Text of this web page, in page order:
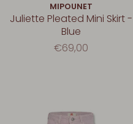
MIPOUNET
Juliette Pleated Mini Skirt -
Blue
€69,00